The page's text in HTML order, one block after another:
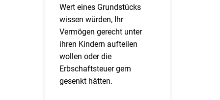
Wert eines Grundstücks
wissen würden, Ihr
Vermögen gerecht unter
ihren Kindern aufteilen
wollen oder die
Erbschaftsteuer gern
gesenkt hätten.